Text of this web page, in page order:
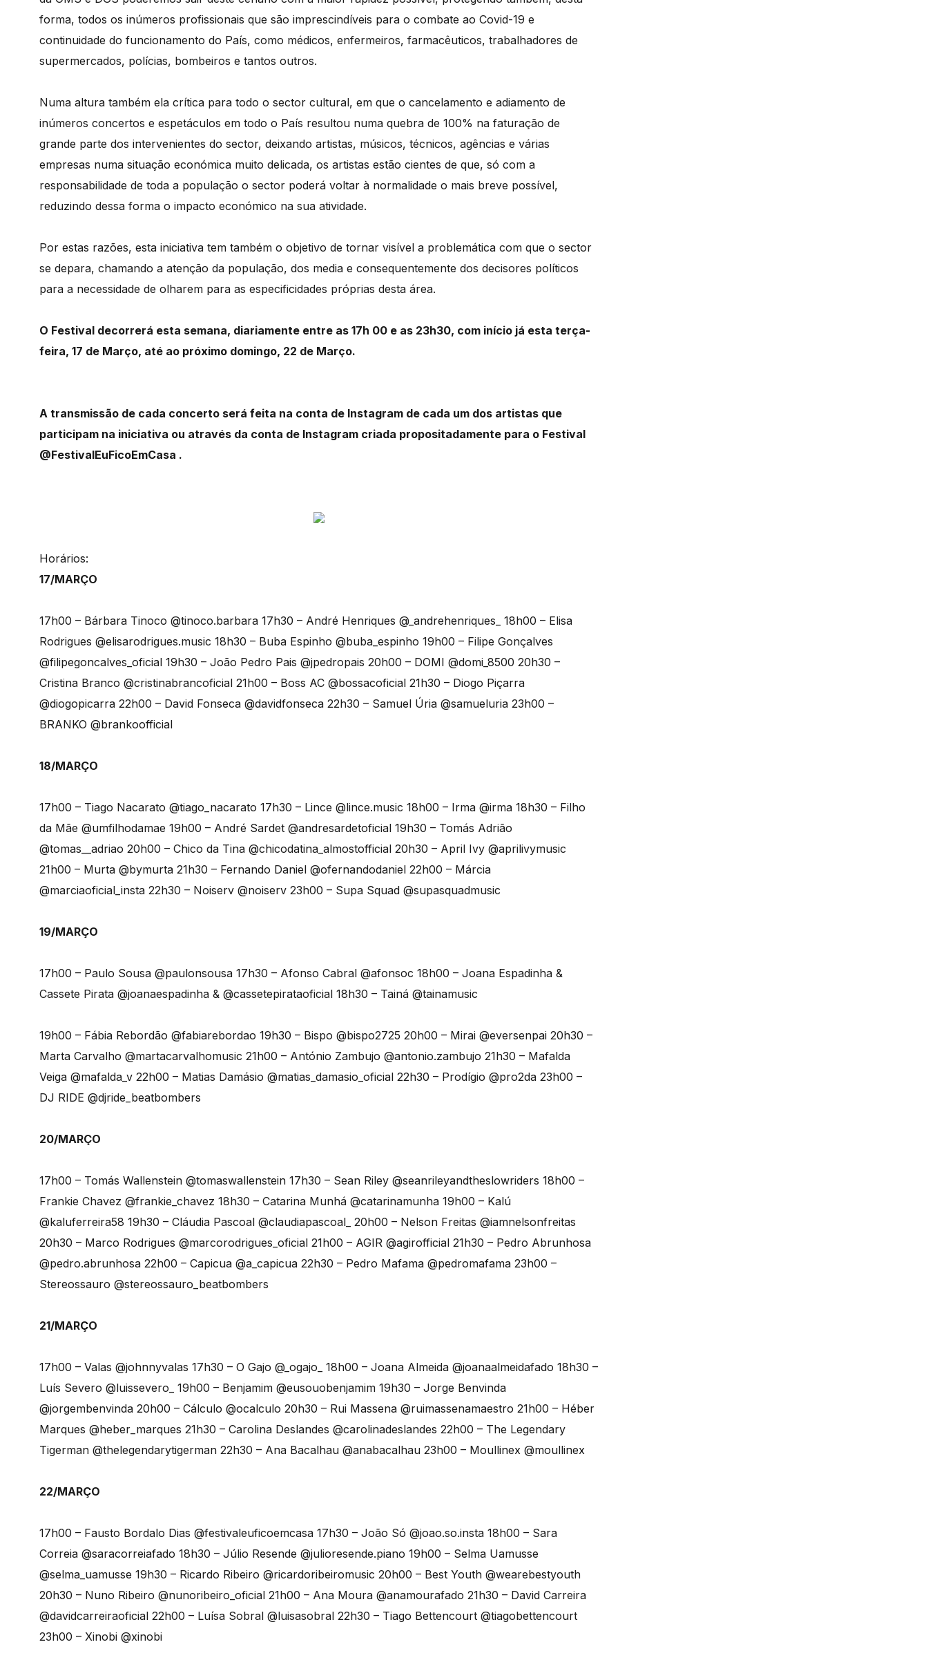
forma, todos os inúmeros profissionais que são imprescindíveis para o combate ao Covid-19 e
continuidade do funcionamento do País, como médicos, enfermeiros, farmacêuticos, trabalhadores de
supermercados, polícias, bombeiros e tantos outros.
Numa altura também ela crítica para todo o sector cultural, em que o cancelamento e adiamento de
inúmeros concertos e espetáculos em todo o País resultou numa quebra de 100% na faturação de
grande parte dos intervenientes do sector, deixando artistas, músicos, técnicos, agências e várias
empresas numa situação económica muito delicada, os artistas estão cientes de que, só com a
responsabilidade de toda a população o sector poderá voltar à normalidade o mais breve possível,
reduzindo dessa forma o impacto económico na sua atividade.
Por estas razões, esta iniciativa tem também o objetivo de tornar visível a problemática com que o sector
se depara, chamando a atenção da população, dos media e consequentemente dos decisores políticos
para a necessidade de olharem para as especificidades próprias desta área.
O Festival decorrerá esta semana, diariamente entre as 17h 00 e as 23h30, com início já esta terça-
feira, 17 de Março, até ao próximo domingo, 22 de Março.
A transmissão de cada concerto será feita na conta de Instagram de cada um dos artistas que
participam na iniciativa ou através da conta de Instagram criada propositadamente para o Festival
@FestivalEuFicoEmCasa .
Horários:
17/MARÇO
17h00 – Bárbara Tinoco @tinoco.barbara 17h30 – André Henriques @_andrehenriques_ 18h00 – Elisa
Rodrigues @elisarodrigues.music 18h30 – Buba Espinho @buba_espinho 19h00 – Filipe Gonçalves
@filipegoncalves_oficial 19h30 – João Pedro Pais @jpedropais 20h00 – DOMI @domi_8500 20h30 –
Cristina Branco @cristinabrancoficial 21h00 – Boss AC @bossacoficial 21h30 – Diogo Piçarra
@diogopicarra 22h00 – David Fonseca @davidfonseca 22h30 – Samuel Úria @samueluria 23h00 –
BRANKO @brankoofficial
18/MARÇO
17h00 – Tiago Nacarato @tiago_nacarato 17h30 – Lince @lince.music 18h00 – Irma @irma 18h30 – Filho
da Mãe @umfilhodamae 19h00 – André Sardet @andresardetoficial 19h30 – Tomás Adrião
@tomas__adriao 20h00 – Chico da Tina @chicodatina_almostofficial 20h30 – April Ivy @aprilivymusic
21h00 – Murta @bymurta 21h30 – Fernando Daniel @ofernandodaniel 22h00 – Márcia
@marciaoficial_insta 22h30 – Noiserv @noiserv 23h00 – Supa Squad @supasquadmusic
19/MARÇO
17h00 – Paulo Sousa @paulonsousa 17h30 – Afonso Cabral @afonsoc 18h00 – Joana Espadinha &
Cassete Pirata @joanaespadinha & @cassetepirataoficial 18h30 – Tainá @tainamusic
19h00 – Fábia Rebordão @fabiarebordao 19h30 – Bispo @bispo2725 20h00 – Mirai @eversenpai 20h30 –
Marta Carvalho @martacarvalhomusic 21h00 – António Zambujo @antonio.zambujo 21h30 – Mafalda
Veiga @mafalda_v 22h00 – Matias Damásio @matias_damasio_oficial 22h30 – Prodígio @pro2da 23h00 –
DJ RIDE @djride_beatbombers
20/MARÇO
17h00 – Tomás Wallenstein @tomaswallenstein 17h30 – Sean Riley @seanrileyandtheslowriders 18h00 –
Frankie Chavez @frankie_chavez 18h30 – Catarina Munhá @catarinamunha 19h00 – Kalú
@kaluferreira58 19h30 – Cláudia Pascoal @claudiapascoal_ 20h00 – Nelson Freitas @iamnelsonfreitas
20h30 – Marco Rodrigues @marcorodrigues_oficial 21h00 – AGIR @agirofficial 21h30 – Pedro Abrunhosa
@pedro.abrunhosa 22h00 – Capicua @a_capicua 22h30 – Pedro Mafama @pedromafama 23h00 –
Stereossauro @stereossauro_beatbombers
21/MARÇO
17h00 – Valas @johnnyvalas 17h30 – O Gajo @_ogajo_ 18h00 – Joana Almeida @joanaalmeidafado 18h30 –
Luís Severo @luissevero_ 19h00 – Benjamim @eusouobenjamim 19h30 – Jorge Benvinda
@jorgembenvinda 20h00 – Cálculo @ocalculo 20h30 – Rui Massena @ruimassenamaestro 21h00 – Héber
Marques @heber_marques 21h30 – Carolina Deslandes @carolinadeslandes 22h00 – The Legendary
Tigerman @thelegendarytigerman 22h30 – Ana Bacalhau @anabacalhau 23h00 – Moullinex @moullinex
22/MARÇO
17h00 – Fausto Bordalo Dias @festivaleuficoemcasa 17h30 – João Só @joao.so.insta 18h00 – Sara
Correia @saracorreiafado 18h30 – Júlio Resende @julioresende.piano 19h00 – Selma Uamusse
@selma_uamusse 19h30 – Ricardo Ribeiro @ricardoribeiromusic 20h00 – Best Youth @wearebestyouth
20h30 – Nuno Ribeiro @nunoribeiro_oficial 21h00 – Ana Moura @anamourafado 21h30 – David Carreira
@davidcarreiraoficial 22h00 – Luísa Sobral @luisasobral 22h30 – Tiago Bettencourt @tiagobettencourt
23h00 – Xinobi @xinobi